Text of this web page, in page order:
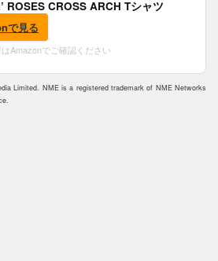
ROSES CROSS ARCH Tシャツ
で見る
Amazonでご確認ください
Limited. NME is a registered trademark of NME Networks